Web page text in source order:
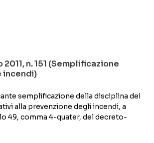
2011, n. 151 (Semplificazione
incendi)
semplificazione della disciplina dei
alla prevenzione degli incendi, a
49, comma 4-quater, del decreto-